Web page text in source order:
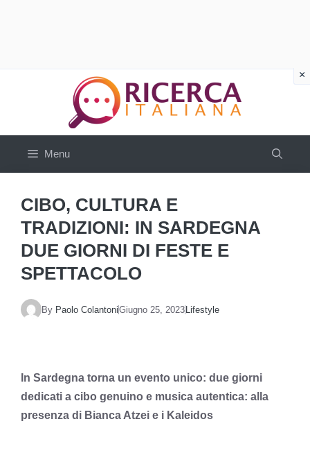
Menu
CIBO, CULTURA E
TRADIZIONI: IN SARDEGNA
DUE GIORNI DI FESTE E
SPETTACOLO
By Paolo ColantoniGiugno 25, 2023Lifestyle
In Sardegna torna un evento unico: due giorni
dedicati a cibo genuino e musica autentica: alla
presenza di Bianca Atzei e i Kaleidos